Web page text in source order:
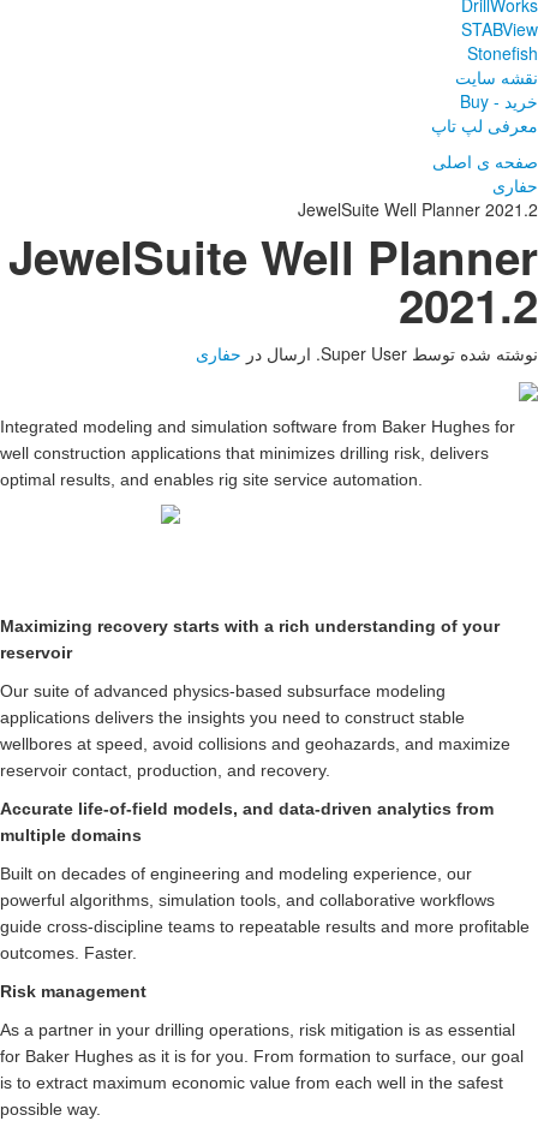
Integrated modeling and
well construction
optimal results, and
Maximizing recovery
Our suite of advanced
applications delivers the
wellbores at speed, avoid
Accurate life-of-field
Built on decades of
powerful algorithms,
guide cross-discipline
As a partner in your
for Baker Hughes as it is
is to extract maximum